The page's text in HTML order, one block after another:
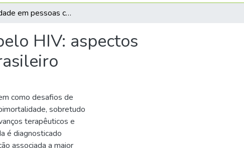
Mortalidade em pessoas com doença avançada pelo HIV: aspectos epidemiológicos, clínicos e sociais no contexto brasileiro
HIV: aspectos
como desafios de
sobretudo
terapêuticos e
é diagnosticado
associada a maior